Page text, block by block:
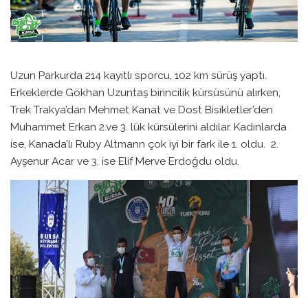
Uzun Parkurda 214 kayıtlı sporcu, 102 km sürüş yaptı.
Erkeklerde Gökhan Uzuntaş birincilik kürsüsünü alırken,
Trek Trakya’dan Mehmet Kanat ve Dost Bisikletler’den
Muhammet Erkan 2.ve 3. lük kürsülerini aldılar. Kadınlarda
ise, Kanada’lı Ruby Altmann çok iyi bir fark ile 1. oldu. 2.
Ayşenur Acar ve 3. ise Elif Merve Erdoğdu oldu.